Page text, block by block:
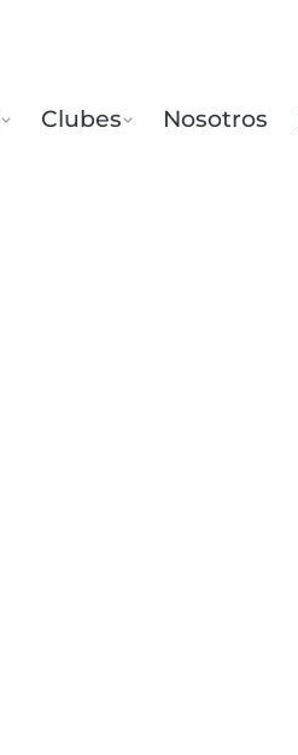
Clubes Nosotros